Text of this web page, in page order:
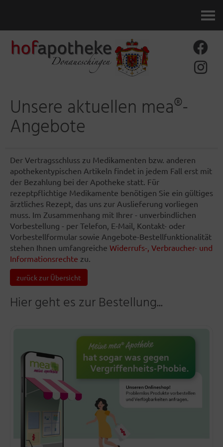
Unsere aktuellen mea®-
Angebote
Der Vertragsschluss zu Medikamenten bzw. anderen
apothekentypischen Artikeln findet in jedem Fall erst mit
der Bezahlung bei der Apotheke statt. Für
rezeptpflichtige Medikamente benötigen Sie ein gültiges
ärztliches Rezept, das uns zur Auslieferung vorliegen
muss. Im Zusammenhang mit Ihrer - unverbindlichen
Vorbestellung - per Telefon, E-Mail, Kontakt- oder
Vorbestellformular sowie Angebote-Bestellfunktionalität
stehen Ihnen umfangreiche Widerrufs-, Verbraucher- und
Informationsrechte zu.
zurück zur Übersicht
Hier geht es zur Bestellung...